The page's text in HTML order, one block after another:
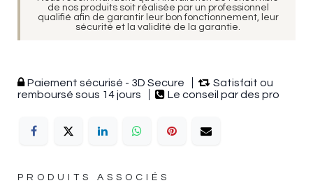
de nos produits soit réalisée par un professionnel
qualifié afin de garantir leur bon fonctionnement, leur
sécurité et la validité de la garantie.
Paiement sécurisé - 3D Secure
Satisfait ou
remboursé sous 14 jours
Le conseil par des pro
PRODUITS ASSOCIÉS